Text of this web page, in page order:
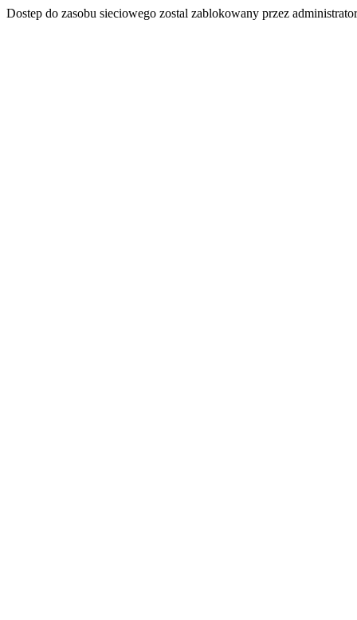
Dostep do zasobu sieciowego zostal zablokowany przez